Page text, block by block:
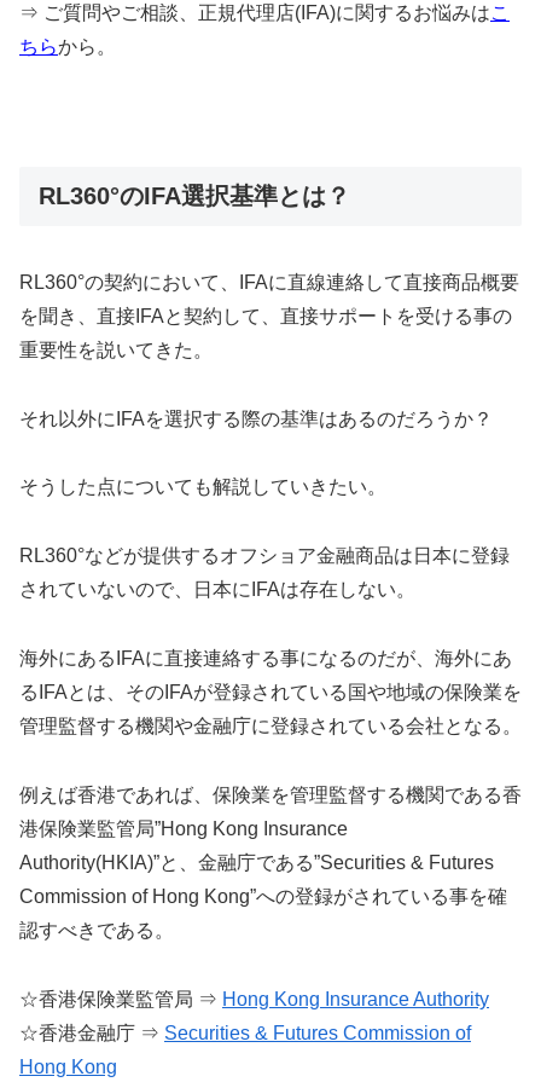
⇒ ご質問やご相談、正規代理店(IFA)に関するお悩みはこ
ちらから。
RL360°のIFA選択基準とは？
RL360°の契約において、IFAに直線連絡して直接商品概要
を聞き、直接IFAと契約して、直接サポートを受ける事の
重要性を説いてきた。
それ以外にIFAを選択する際の基準はあるのだろうか？
そうした点についても解説していきたい。
RL360°などが提供するオフショア金融商品は日本に登録
されていないので、日本にIFAは存在しない。
海外にあるIFAに直接連絡する事になるのだが、海外にあ
るIFAとは、そのIFAが登録されている国や地域の保険業を
管理監督する機関や金融庁に登録されている会社となる。
例えば香港であれば、保険業を管理監督する機関である香
港保険業監管局”Hong Kong Insurance
Authority(HKIA)”と、金融庁である”Securities & Futures
Commission of Hong Kong”への登録がされている事を確
認すべきである。
☆香港保険業監管局 ⇒ Hong Kong Insurance Authority
☆香港金融庁 ⇒ Securities & Futures Commission of
Hong Kong